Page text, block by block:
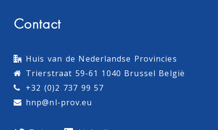
Contact
Huis van de Nederlandse Provincies
Trierstraat 59-61 1040 Brussel België
+32 (0)2 737 99 57
hnp@nl-prov.eu